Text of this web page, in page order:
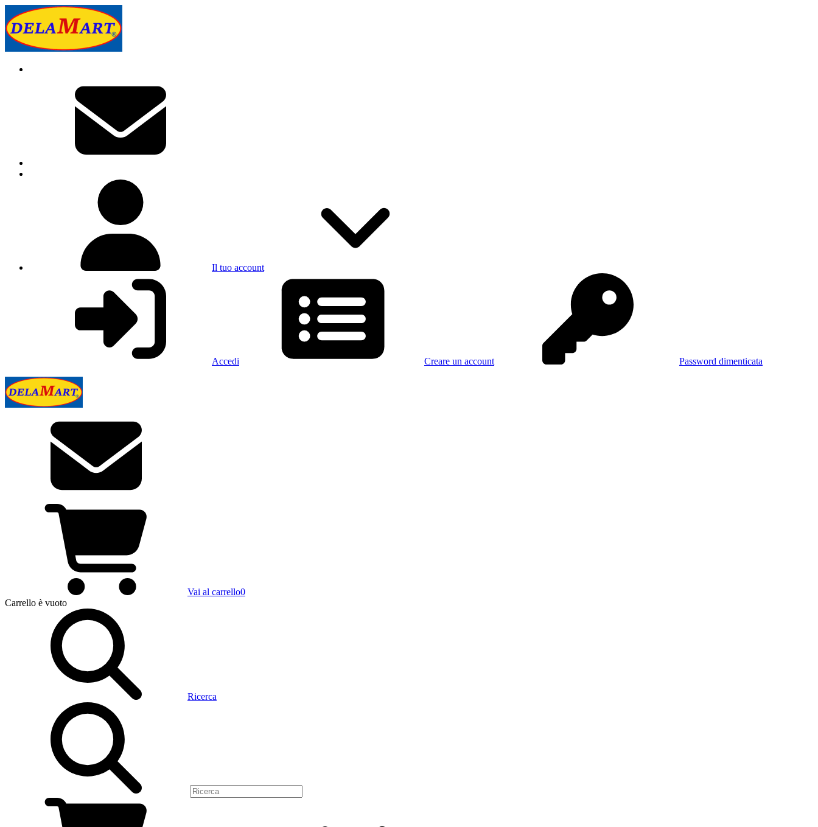
Il tuo account
Accedi Creare un account Password dimenticata
Vai al carrello0
Carrello è vuoto
Ricerca